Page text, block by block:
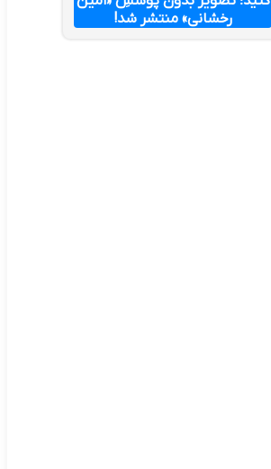
رخشانی» منتشر شد!